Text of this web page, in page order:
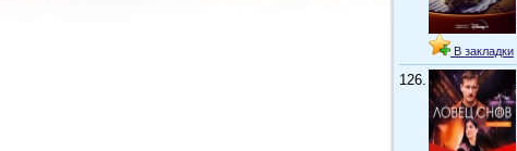
В закладки
126.